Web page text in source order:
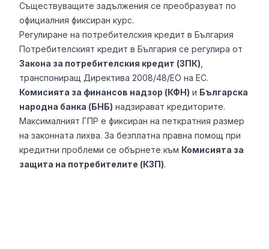
Съществуващите задължения се преобразуват по
официалния фиксиран курс.
Регулиране на потребителския кредит в България
Потребителският кредит в България се регулира от
Закона за потребителския кредит (ЗПК)
транспониращ Директива 2008/48/ЕО на ЕС.
Комисията за финансов надзор (КФН) и Българска
народна банка (БНБ) надзирават кредиторите.
Максималният ГПР е фиксиран на петкратния размер
на законната лихва. За безплатна правна помощ при
кредитни проблеми се обърнете към Комисията за
защита на потребителите (КЗП).